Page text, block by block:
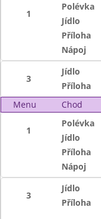
1
Polévka
Jídlo
Příloha
Nápoj
3
Jídlo
Příloha
Menu
Chod
1
Polévka
Jídlo
Příloha
Nápoj
3
Jídlo
Příloha